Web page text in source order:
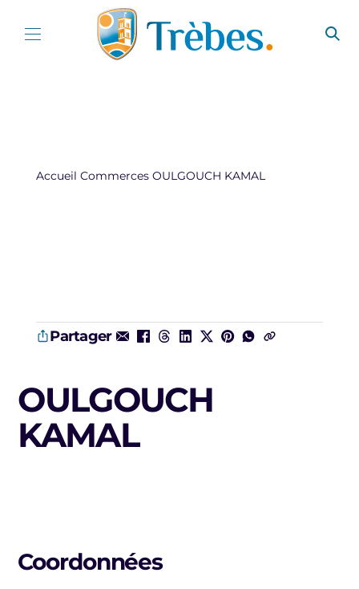
Accueil Commerces OULGOUCH KAMAL
Partager
OULGOUCH
KAMAL
Coordonnées